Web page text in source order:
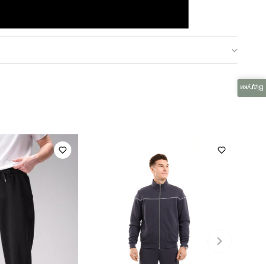
Відгуки